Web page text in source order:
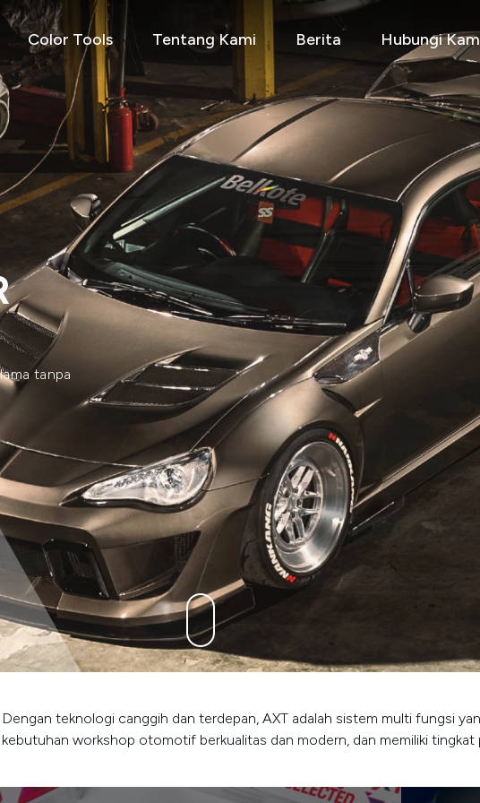
Color Tools Tentang Kami Berita Hubungi
hasil
Dengan teknologi canggih dan terdepan, AXT adalah sistem multi fungsi
kebutuhan workshop otomotif berkualitas dan modern, dan memiliki